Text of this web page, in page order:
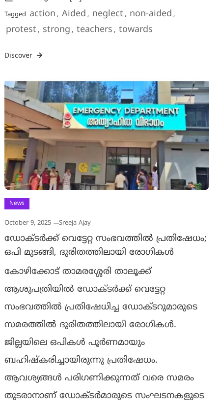
Tagged action , Aided , neglect , non-aided ,
protest , strong , teachers , towards
Discover
News
October 9, 2025 Sreeja Ajay
ഡോക്ടർക്ക് വെട്ടേറ്റ സംഭവത്തിൽ പ്രതിഷേധം;
ഒപി മുടങ്ങി, ദുരിതത്തിലായി രോഗികൾ
കോഴിക്കോട് താമരശ്ശേരി താലൂക്ക്
ആശുപത്രിയിൽ ഡോക്ടർക്ക് വെട്ടേറ്റ
സംഭവത്തിൽ പ്രതിഷേധിച്ച ഡോക്ടറുമാരുടെ
സമരത്തിൽ ദുരിതത്തിലായി രോഗികൾ.
ജില്ലയിലെ ഒപികൾ പൂർണമായും
ബഹിഷ്കരിച്ചായിരുന്നു പ്രതിഷേധം.
ആവശ്യങ്ങൾ പരിഗണിക്കുന്നത് വരെ സമരം
തുടരാനാണ് ഡോക്ടർമാരുടെ സംഘടനകളുടെ